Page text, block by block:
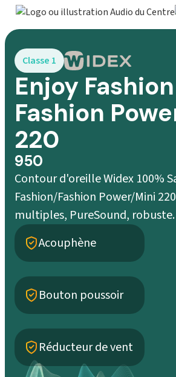
Classe 1
Enjoy
Fashion
220
950
Contour d'oreille Widex 100%
Fashion/Fashion Power/Mini
multiples, PureSound, robuste.
Acouphène
Bouton poussoir
Réducteur de vent